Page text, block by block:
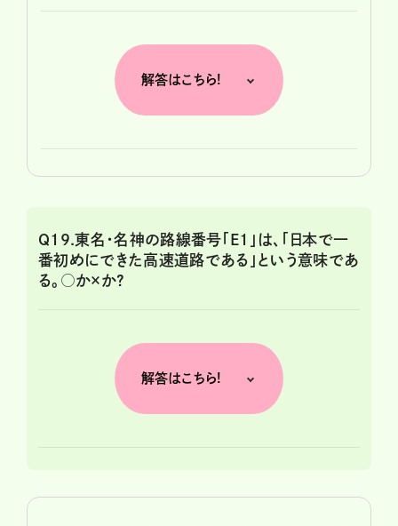
解答はこちら!
Q19.東名・名神の路線番号「E1」は、「日本で一
番初めにできた高速道路である」という意味であ
る。○か×か?
解答はこちら!